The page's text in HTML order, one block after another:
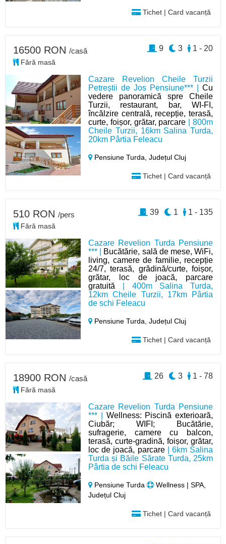
Tichet | Card vacanță
Cazare Revelion Cheile Turzii
Petreștii de Jos Pensiune*** | Cu
vedere panoramică spre Cheile
Turzii, restaurant, bar, WI-FI,
încălzire centrală, recepție, terasă,
curte, foișor, grătar, parcare | 800m
Cheile Turzii, 16km Salina Turda,
20km Pârtia Feleacu
Pensiune Turda,Județul Cluj
Tichet | Card vacanță
16500 RON /casă
Fără masă
1 - 20
3
9
Cazare Revelion Turda Pensiune
*** | Bucătărie, sală de mese, WiFi,
living, camere de familie, recepție
24/7, terasă, grădină/curte, foișor,
grătar, loc de joacă, parcare
gratuită | 400m Salina Turda,
12km Cheile Turzii, 17km Pârtia
de schi Feleacu
Pensiune Turda,Județul Cluj
Tichet | Card vacanță
510 RON /pers
Fără masă
1 - 135
1
39
Cazare Revelion Turda Pensiune
*** | Wellness: Piscină exterioară,
Ciubăr; WIFI; Bucătărie,
sufragerie, camere cu balcon,
terasă, curte-gradină, foișor, grătar,
loc de joacă, parcare| 6km Salina
Turda și Băile Sărate Turda, 25km
Pârtia de schi Feleacu
Pensiune Turda
Wellness | SPA,
Județul Cluj
Tichet | Card vacanță
18900 RON /casă
Fără masă
1 - 78
3
26